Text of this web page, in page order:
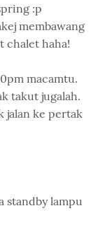
:p
membawang
chalet haha!
macamtu.
takut jugalah.
jalan ke pertak
standby lampu